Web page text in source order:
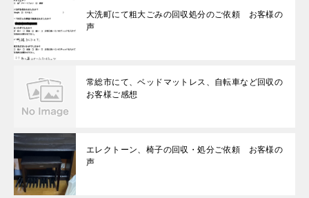
大洗町にて粗大ごみの回収処分のご依頼 お客様の
声
常総市にて、ベッドマットレス、自転車など回収の
お客様ご感想
エレクトーン、椅子の回収・処分ご依頼 お客様の
声